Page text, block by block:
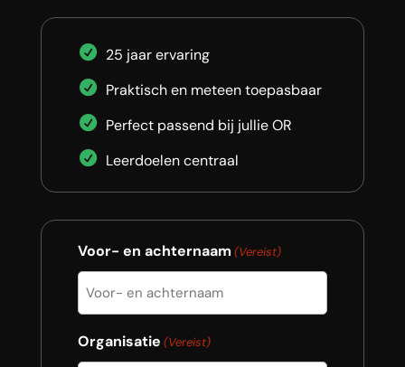
25 jaar ervaring
Praktisch en meteen toepasbaar
Perfect passend bij jullie OR
Leerdoelen centraal
Voor- en achternaam (Vereist)
Organisatie (Vereist)